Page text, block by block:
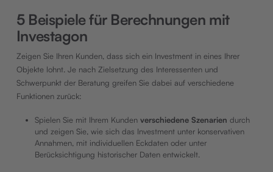
5 Beispiele für Berechnungen mit
Investagon
Zeigen Sie Ihren Kunden, dass sich ein Investment in eines Ihrer
Objekte lohnt. Je nach Zielsetzung des Interessenten und
Schwerpunkt der Beratung greifen Sie dabei auf verschiedene
Funktionen zurück:
Spielen Sie mit Ihrem Kunden verschiedene Szenarien durch
und zeigen Sie, wie sich das Investment unter konservativen
Annahmen, mit individuellen Eckdaten oder unter
Berücksichtigung historischer Daten entwickelt.